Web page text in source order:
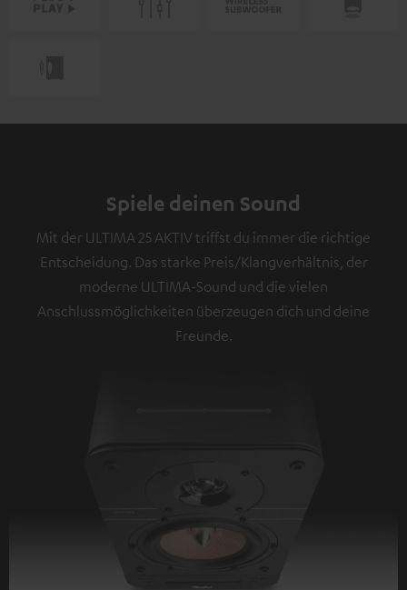
Spiele deinen Sound
Mit der ULTIMA 25 AKTIV triffst du immer die richtige
Entscheidung. Das starke Preis/Klangverhältnis, der
moderne ULTIMA-Sound und die vielen
Anschlussmöglichkeiten überzeugen dich und deine
Freunde.